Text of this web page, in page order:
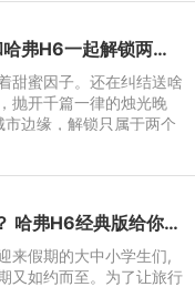
七夕不止烛光晚餐，和哈弗H6一起解锁两个人的浪漫自驾
甜蜜因子。还在纠结送啥
抛开千篇一律的烛光晚
边缘，解锁只属于两个
装进行囊。
高温+长途=吃苦受罪？ 哈弗H6经典版给你不一样的假期体验
来假期的大中小学生们,
又如约而至。为了让旅行